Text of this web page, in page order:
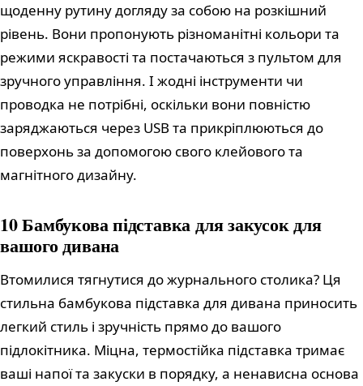
щоденну рутину догляду за собою на розкішний
рівень. Вони пропонують різноманітні кольори та
режими яскравості та постачаються з пультом для
зручного управління. І жодні інструменти чи
проводка не потрібні, оскільки вони повністю
заряджаються через USB та прикріплюються до
поверхонь за допомогою свого клейового та
магнітного дизайну.
10 Бамбукова підставка для закусок для
вашого дивана
Втомилися тягнутися до журнального столика? Ця
стильна бамбукова підставка для дивана приносить
легкий стиль і зручність прямо до вашого
підлокітника. Міцна, термостійка підставка тримає
ваші напої та закуски в порядку, а ненависна основа